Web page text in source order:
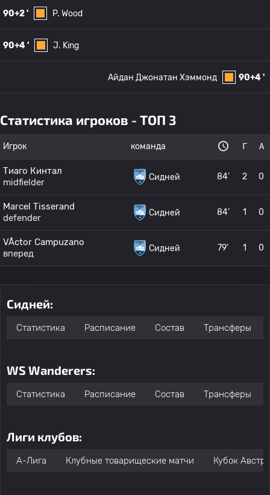
90+2 ' P. Wood
90+4 ' J. King
90+4 '
Айдан Джонатан Хэммонд
Статистика игроков - ТОП 3
Игрок команда Г А
Тиаго Кинтал
midfielder
Сидней 84’ 2 0
Marcel Tisserand
defender
Сидней 84’ 1 0
VÃ­ctor Campuzano
вперед
Сидней 79’ 1 0
Сидней:
Статистика Расписание Состав Трансферы
WS Wanderers:
Статистика Расписание Состав Трансферы
Лиги клубов:
А-Лига Клубные товарищеские матчи Кубок